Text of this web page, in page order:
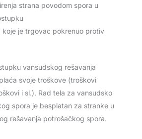
strana povodom spora u
koje je trgovac pokrenuo protiv
vansudskog rešavanja
svoje troškove (troškovi
i sl.). Rad tela za vansudsko
spora je besplatan za stranke u
rešavanja potrošačkog spora.